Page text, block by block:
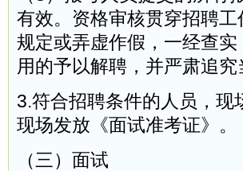
有效。资格审核贯穿招聘
规定或弄虚作假，一经查
用的予以解聘，并严肃追
3.符合招聘条件的人员，
现场发放《面试准考证》。
（三）面试